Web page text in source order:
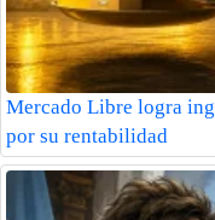
Mercado Libre logra
por su rentabilidad